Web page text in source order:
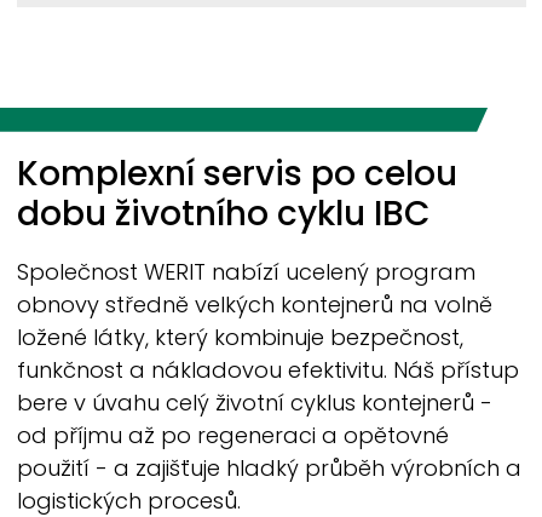
Breadcrumb
Komplexní servis po celou
dobu životního cyklu IBC
Společnost WERIT nabízí ucelený program
obnovy středně velkých kontejnerů na volně
ložené látky, který kombinuje bezpečnost,
funkčnost a nákladovou efektivitu. Náš přístup
bere v úvahu celý životní cyklus kontejnerů -
od příjmu až po regeneraci a opětovné
použití - a zajišťuje hladký průběh výrobních a
logistických procesů.